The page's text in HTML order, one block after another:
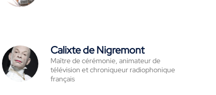
Calixte de Nigremont
Maître de cérémonie, animateur de
télévision et chroniqueur radiophonique
français